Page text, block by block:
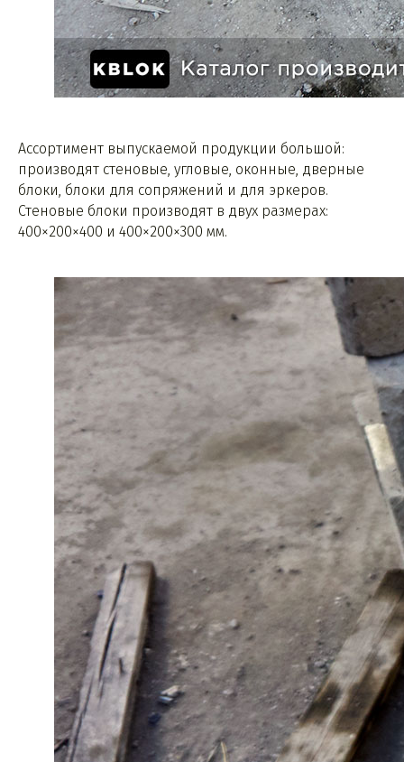
Ассортимент выпускаемой продукции большой:
производят стеновые, угловые, оконные, дверные
блоки, блоки для сопряжений и для эркеров.
Стеновые блоки производят в двух размерах:
400×200×400 и 400×200×300 мм.